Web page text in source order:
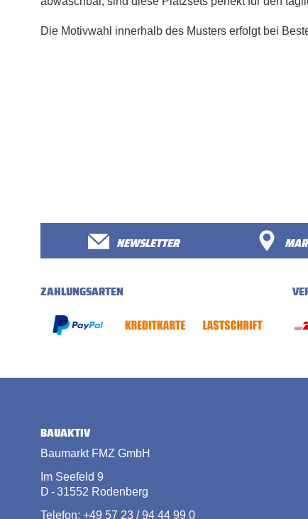
Die Motivwahl innerhalb des Musters erfolgt bei
NEWSLETTER
ZAHLUNGSARTEN
BAUAKTIV
Baumarkt FMZ GmbH
Im Seefeld 9
D - 31552 Rodenberg
Telefon: +49 57 23 / 94 44 99 0